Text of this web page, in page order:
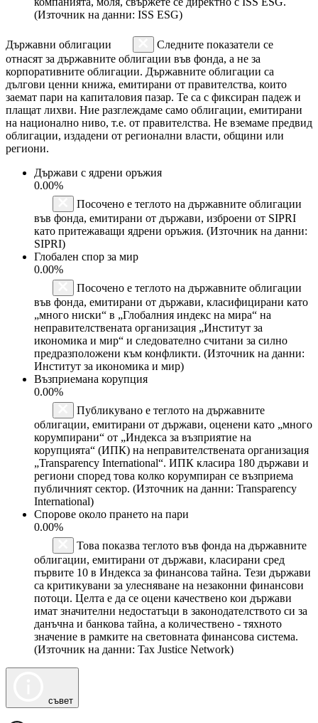
(Източник на данни: ISS ESG)
Държавни облигации
Следните показатели се
отнасят за държавните облигации във фонда, а не за
корпоративните облигации. Държавните облигации са
дългови ценни книжа, емитирани от правителства, които
заемат пари на капиталовия пазар. Те са с фиксиран падеж и
плащат лихви. Ние разглеждаме само облигации, емитирани
на национално ниво, т.е. от правителства. Не вземаме предвид
облигации, издадени от регионални власти, общини или
региони.
Държави с ядрени оръжия
0.00%
Посочено е теглото на държавните облигации
във фонда, емитирани от държави, изброени от SIPRI
като притежаващи ядрени оръжия. (Източник на данни:
SIPRI)
Глобален спор за мир
0.00%
Посочено е теглото на държавните облигации
във фонда, емитирани от държави, класифицирани като
„много ниски“ в „Глобалния индекс на мира“ на
неправителствената организация „Институт за
икономика и мир“ и следователно считани за силно
предразположени към конфликти. (Източник на данни:
Институт за икономика и мир)
Възприемана корупция
0.00%
Публикувано е теглото на държавните
облигации, емитирани от държави, оценени като „много
корумпирани“ от „Индекса за възприятие на
корупцията“ (ИПК) на неправителствената организация
„Transparency International“. ИПК класира 180 държави и
региони според това колко корумпиран се възприема
публичният сектор. (Източник на данни: Transparency
International)
Спорове около прането на пари
0.00%
Това показва теглото във фонда на държавните
облигации, емитирани от държави, класирани сред
първите 10 в Индекса за финансова тайна. Тези държави
са критикувани за улесняване на незаконни финансови
потоци. Целта е да се оцени качествено кои държави
имат значителни недостатъци в законодателството си за
данъчна и банкова тайна, а количествено - тяхното
значение в рамките на световната финансова система.
(Източник на данни: Tax Justice Network)
съвет